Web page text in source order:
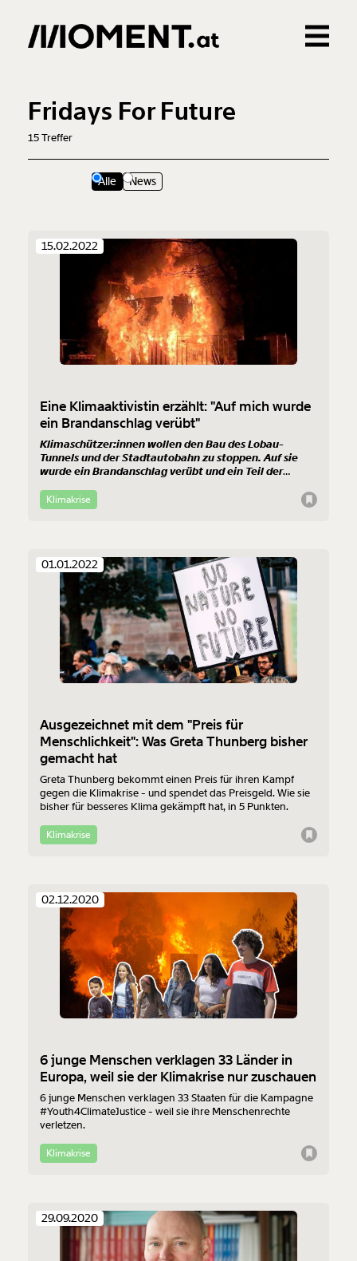
0Treffer
Fridays For Future
15Treffer
Alle News
15.02.2022
Eine Klimaaktivistin erzählt: "Auf mich wurde
ein Brandanschlag verübt"
Klimaschützer:innen wollen den Bau des Lobau-
Tunnels und der Stadtautobahn zu stoppen. Auf sie
wurde ein Brandanschlag verübt und ein Teil der
geräumt. Diese Aktivistin hat alles hautnah miterlebt
und überlebt.
Klimakrise
01.01.2022
Ausgezeichnet mit dem "Preis für
Menschlichkeit": Was Greta Thunberg bisher
gemacht hat
Greta Thunberg bekommt einen Preis für ihren Kampf
gegen die Klimakrise - und spendet das Preisgeld. Wie sie
bisher für besseres Klima gekämpft hat, in 5 Punkten.
Klimakrise
02.12.2020
6 junge Menschen verklagen 33 Länder in
Europa, weil sie der Klimakrise nur zuschauen
6 junge Menschen verklagen 33 Staaten für die Kampagne
#Youth4ClimateJustice - weil sie ihre Menschenrechte
verletzen.
Klimakrise
29.09.2020